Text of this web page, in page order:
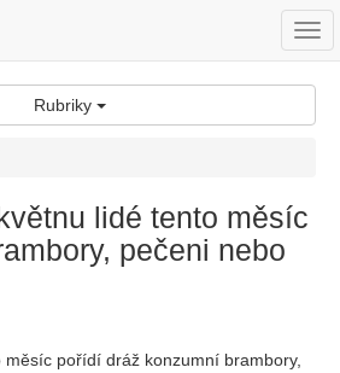
Rubriky
lidé tento měsíc
pečeni nebo
pořídí dráž konzumní brambory,